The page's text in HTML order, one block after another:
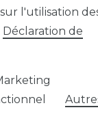
À partir de la
À partir de la
À partir de la
10,95 EUR*
l'utilisation
Déclaration de